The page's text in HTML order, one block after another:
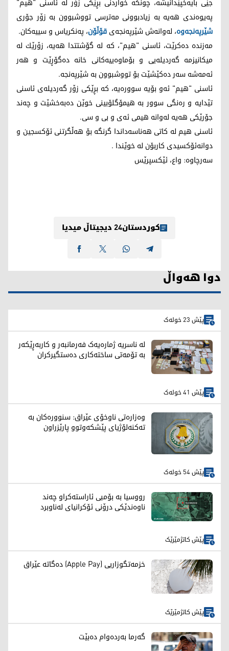
په‌یوه‌ندی هه‌یه‌ به‌ زیادبوونی مه‌ترسی تووشبوون به‌ زۆر جۆری
شێرپه‌نجه‌وه‌، له‌وانه‌ش شێرپه‌نجه‌یقۆڵۆن، په‌نكریاس و سییه‌كان.
مه‌زنده‌ ده‌كرێت، ئاسنی "هیم"، كه‌ له‌ گۆشتتدا هه‌یه‌، زۆرێك له‌
میكانیزمه‌ گه‌ردیله‌یی و بۆماوه‌ییه‌كانی خانه‌ ده‌گۆڕێت و هه‌ر
ئه‌مه‌شه‌ سه‌ر ده‌كێشێت بۆ تووشبوون به‌ شێرپه‌نجه‌.
ئاسنی "هیم" ئه‌و بۆیه‌ سووره‌یه‌، كه بڕێكی زۆر گه‌ردیله‌ی ئاسنی
تێدایه‌ و‌ ره‌نگی سوور به‌ هیمۆگلۆبینی خوێن ده‌به‌خشێت و چه‌ند
جۆرێكی هه‌یه‌ له‌وانه‌ هیمی ئه‌ی و بی و سی.
ئاسنی هیم له‌ كاتی هه‌ناسه‌داندا گرنگه‌ بۆ هه‌ڵگرتنی ئۆكسجین و
دوانه‌ئۆكسیدی كاربۆن له‌ خوێندا .
سه‌رچاوه‌: واع، ئێكسپرێس
کوردستان24 دیجیتاڵ میدیا
دوا هەواڵ
پێش 23 خولەک
لە ناسریە ژمارەیەک فەرمانبەر و کاربەڕێکەر
بە تۆمەتی ساختەکاری دەستگیرکران
پێش 41 خولەک
وەزارەتی ناوخۆی عێراق: سنوورەکان بە
تەکنەلۆژیای پێشکەوتوو پارێزراون
پێش 54 خولەک
رووسیا بە بۆمبی ئاراستەکراو چەند
ناوەندێکی درۆنی ئۆکرانیای لەناوبرد
پێش کاتژمێرێک
خزمەتگوزاریی (Apple Pay) دەگاتە عێراق
پێش کاتژمێرێک
گەرما بەردەوام دەبێت